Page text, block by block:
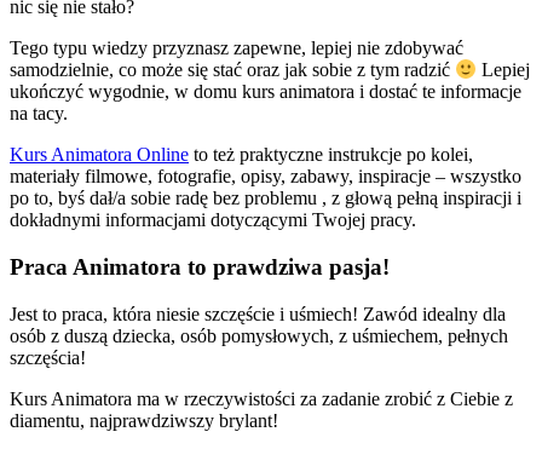
nic się nie stało?
Tego typu wiedzy przyznasz zapewne, lepiej nie zdobywać
samodzielnie, co może się stać oraz jak sobie z tym radzić
Lepiej
ukończyć wygodnie, w domu kurs animatora i dostać te informacje
na tacy.
Kurs Animatora Online to też praktyczne instrukcje po kolei,
materiały filmowe, fotografie, opisy, zabawy, inspiracje – wszystko
po to, byś dał/a sobie radę bez problemu , z głową pełną inspiracji i
dokładnymi informacjami dotyczącymi Twojej pracy.
Praca Animatora to prawdziwa pasja!
Jest to praca, która niesie szczęście i uśmiech! Zawód idealny dla
osób z duszą dziecka, osób pomysłowych, z uśmiechem, pełnych
szczęścia!
Kurs Animatora ma w rzeczywistości za zadanie zrobić z Ciebie z
diamentu, najprawdziwszy brylant!